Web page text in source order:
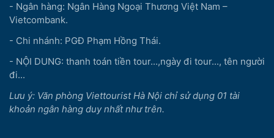
- Ngân hàng: Ngân Hàng Ngoại Thương Việt Nam –
Vietcombank.
- Chi nhánh: PGĐ Phạm Hồng Thái.
- NỘI DUNG: thanh toán tiền tour...,ngày đi tour..., tên người
đi...
Lưu ý: Văn phòng Viettourist Hà Nội chỉ sử dụng 01 tài
khoản ngân hàng duy nhất như trên.